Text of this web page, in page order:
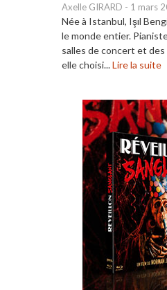
Axelle GIRARD - 1 mars
Née à Istanbul, Işıl
le monde entier.
salles de concert et
elle choisi...Lire la suite